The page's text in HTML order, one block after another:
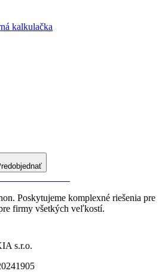
kalkulačka
. Poskytujeme komplexné riešenia pre
firmy všetkých veľkostí.
s.r.o.